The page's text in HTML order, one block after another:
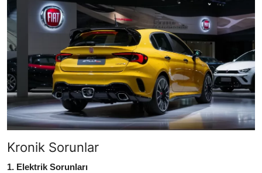
Multimedya & Elektronik
Kronik Sorunlar
1. Elektrik Sorunları